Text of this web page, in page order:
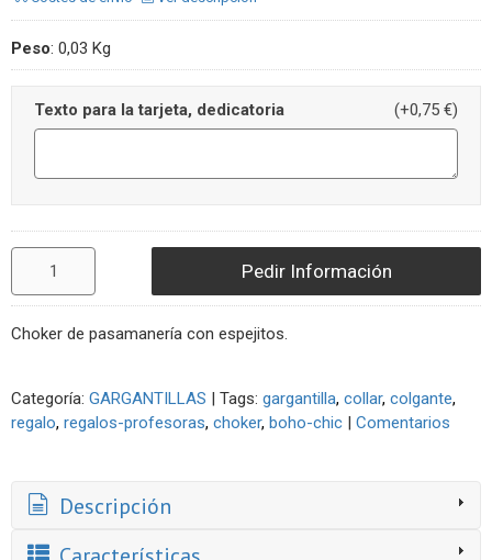
Peso: 0,03 Kg
Texto para la tarjeta, dedicatoria (+0,75 €)
Pedir Información
Choker de pasamanería con espejitos.
Categoría: GARGANTILLAS | Tags: gargantilla collar colgante
regalo regalos-profesoras choker boho-chic | Comentarios
Descripción